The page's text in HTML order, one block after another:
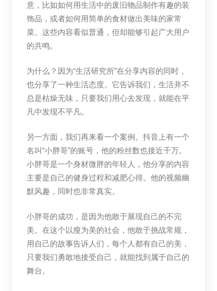
意，比如如何用生活中的废旧物品制作有趣的装
饰品，或者如何用简单的食材做出美味的家常
菜。这些内容看似普通，但却能够引起广大用户
的共鸣。
为什么？因为“生活研究所”在分享内容的同时，
也分享了一种生活态度。它告诉我们，生活并不
总是枯燥无味，只要我们用心去发现，就能在平
凡中发现不平凡。
另一方面，我们再来看一个案例。抖音上有一个
名叫“小胖哥”的账号，他的粉丝数也接近千万。
小胖哥是一个身材微胖的年轻人，他分享的内容
主要是自己的健身过程和减肥心得。他的视频幽
默风趣，同时也非常真实。
小胖哥的成功，是因为他敢于展现自己的不完
美。在这个以瘦为美的社会，他敢于挑战常规，
用自己的故事告诉人们，每个人都有自己的美，
只要我们勇敢地接受自己，就能找到属于自己的
舞台。